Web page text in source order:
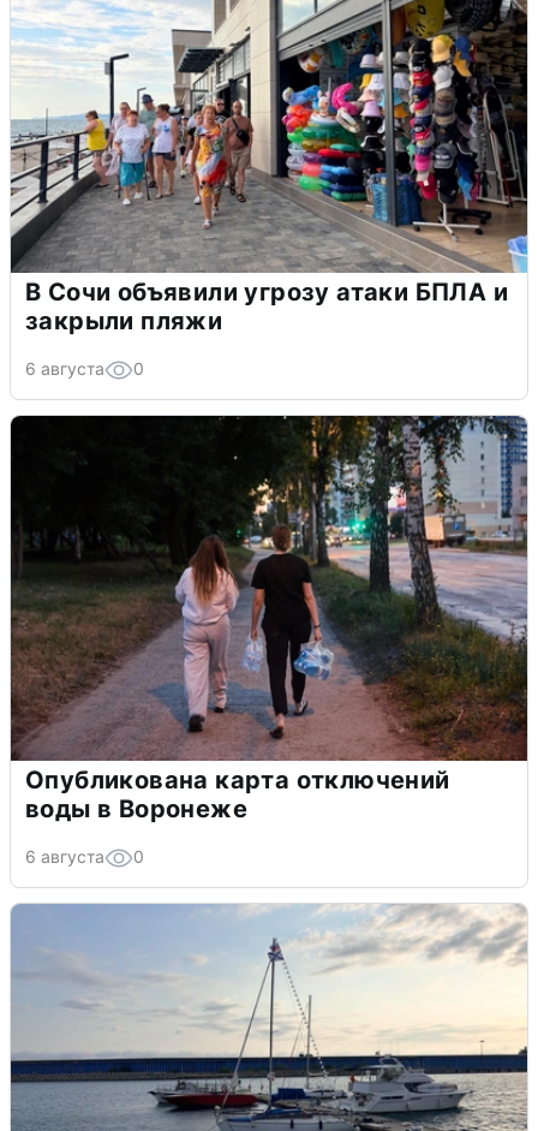
В Сочи объявили угрозу атаки БПЛА и
закрыли пляжи
6 августа 0
Опубликована карта отключений
воды в Воронеже
6 августа 0